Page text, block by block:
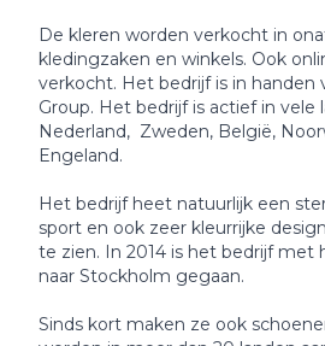
De kleren worden verkocht in
kledingzaken en winkels. Ook
verkocht. Het bedrijf is in handen
Group. Het bedrijf is actief in vele
Nederland, Zweden, België,
Engeland.
Het bedrijf heet natuurlijk een
sport en ook zeer kleurrijke
te zien. In 2014 is het bedrijf met
naar Stockholm gegaan.
Sinds kort maken ze ook